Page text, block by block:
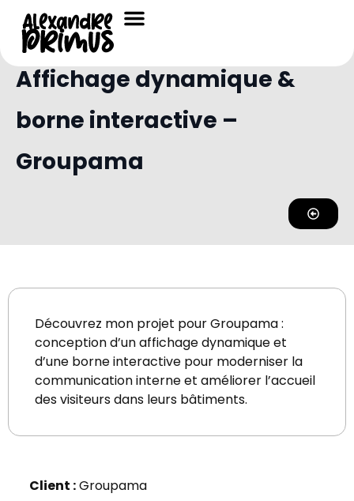
Portfolio /Portfolio Affichage Dynamique
Portfolio UX UI Design
Affichage dynamique &
borne interactive –
Groupama
Découvrez mon projet pour Groupama :
conception d’un affichage dynamique et
d’une borne interactive pour moderniser la
communication interne et améliorer l’accueil
des visiteurs dans leurs bâtiments.
Client :Groupama